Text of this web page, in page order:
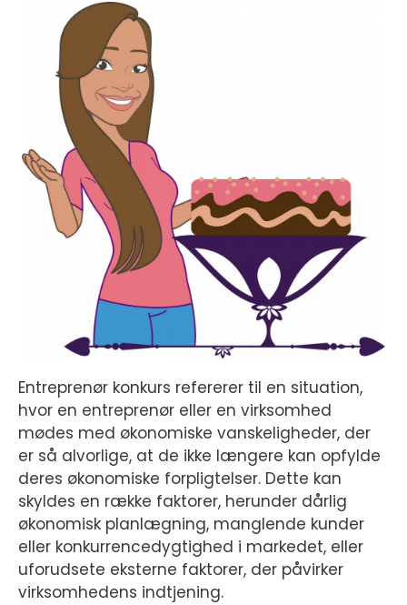
Entreprenør konkurs refererer til en situation,
hvor en entreprenør eller en virksomhed
mødes med økonomiske vanskeligheder, der
er så alvorlige, at de ikke længere kan opfylde
deres økonomiske forpligtelser. Dette kan
skyldes en række faktorer, herunder dårlig
økonomisk planlægning, manglende kunder
eller konkurrencedygtighed i markedet, eller
uforudsete eksterne faktorer, der påvirker
virksomhedens indtjening.